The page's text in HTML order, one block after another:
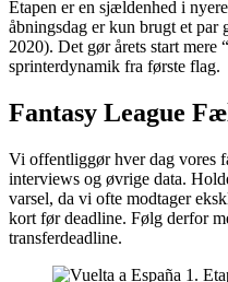
Etapen er en sjældenhed i
åbningsdag er kun brugt et par
2020). Det gør årets start mere
sprinterdynamik fra første flag.
Fantasy League
Vi offentliggør hver dag vores
interviews og øvrige data.
varsel, da vi ofte modtager
kort før deadline. Følg derfor
transferdeadline.